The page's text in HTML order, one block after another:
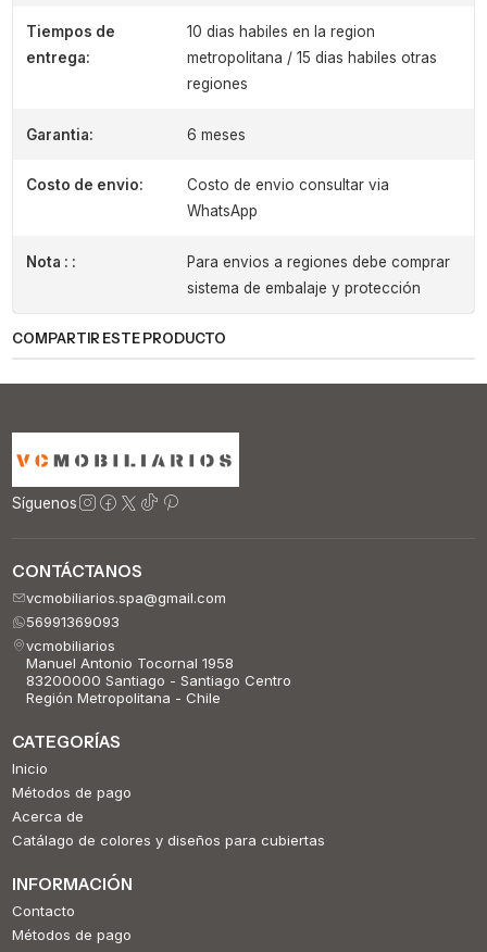
Tiempos de
entrega:
10 dias habiles en la region
metropolitana / 15 dias habiles otras
regiones
Garantia: 6 meses
Costo de envio:
Costo de envio consultar via
WhatsApp
Nota : :
Para envios a regiones debe comprar
sistema de embalaje y protección
COMPARTIR ESTE PRODUCTO
Síguenos
CONTÁCTANOS
vcmobiliarios.spa@gmail.com
56991369093
vcmobiliarios
Manuel Antonio Tocornal 1958
83200000 Santiago - Santiago Centro
Región Metropolitana - Chile
CATEGORÍAS
Inicio
Métodos de pago
Acerca de
Catálago de colores y diseños para cubiertas
INFORMACIÓN
Contacto
Métodos de pago